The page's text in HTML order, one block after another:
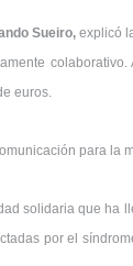
Sueiro, explicó
euros.
para la
solidaria que ha
por el